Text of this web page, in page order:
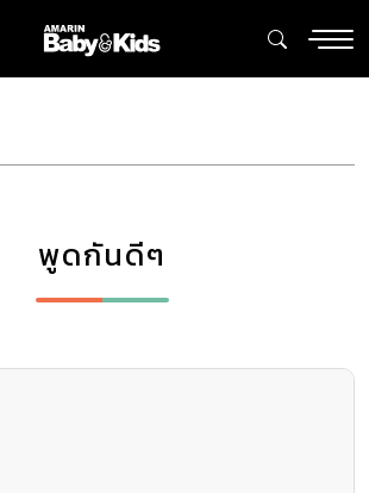
พูดกันดีๆ